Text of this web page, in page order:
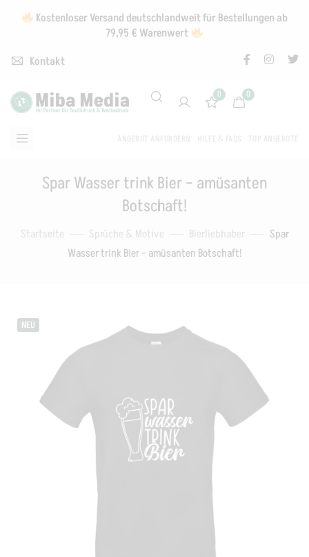
Kontakt
Kostenloser Versand deutschlandweit für Bestellungen ab
79,95 € Warenwert
0 0
Spar Wasser trink Bier – amüsanten
Botschaft!
Startseite Sprüche & Motive Bierliebhaber
Spar
Wasser trink Bier – amüsanten Botschaft!
NEU